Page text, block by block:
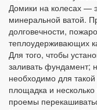
Домики на колесах —
минеральной ватой.
долговечности,
теплоудерживающих
Для того, чтобы
заливать фундамент;
необходимо для
площадка и
проемы